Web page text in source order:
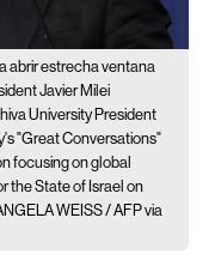
abrir estrecha ventana
Javier Milei
University President
"Great Conversations"
focusing on global
the State of Israel on
WEISS / AFP via